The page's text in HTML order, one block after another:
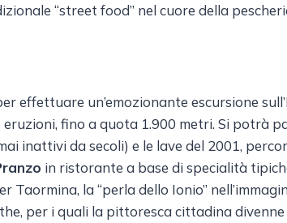
“street food” nel cuore della
effettuare un’emozionante escursione
fino a quota 1.900 metri. Si potrà
inattivi da secoli) e le lave del 2001,
in ristorante a base di specialità
Taormina, la “perla dello Ionio”
per i quali la pittoresca cittadina